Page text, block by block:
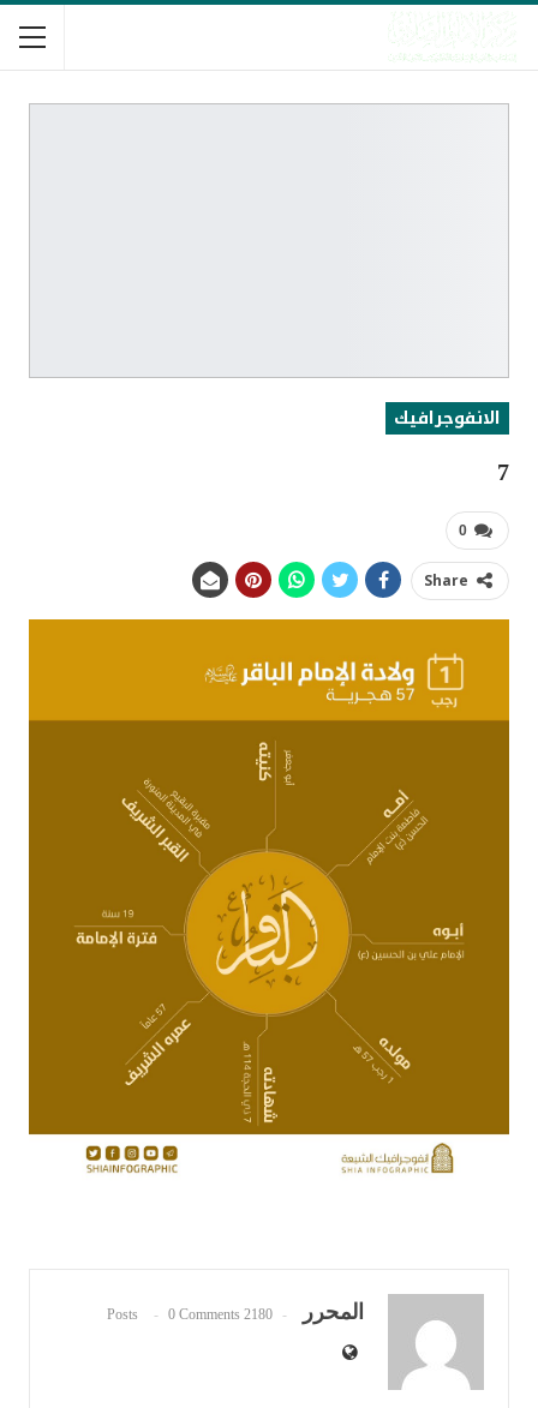
الانفوجرافيك
7
0
Share
المحرر 2180 Posts
0 Comments